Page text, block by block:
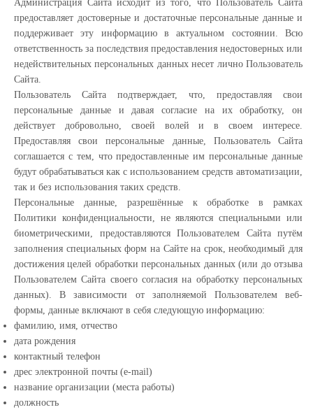
Администрация Сайта исходит из того, что Пользователь Сайта
предоставляет достоверные и достаточные персональные данные и
поддерживает эту информацию в актуальном состоянии. Всю
ответственность за последствия предоставления недостоверных или
недействительных персональных данных несет лично Пользователь
Сайта.
Пользователь Сайта подтверждает, что, предоставляя свои
персональные данные и давая согласие на их обработку, он
действует добровольно, своей волей и в своем интересе.
Предоставляя свои персональные данные, Пользователь Сайта
соглашается с тем, что предоставленные им персональные данные
будут обрабатываться как с использованием средств автоматизации,
так и без использования таких средств.
Персональные данные, разрешённые к обработке в рамках
Политики конфиденциальности, не являются специальными или
биометрическими, предоставляются Пользователем Сайта путём
заполнения специальных форм на Сайте на срок, необходимый для
достижения целей обработки персональных данных (или до отзыва
Пользователем Сайта своего согласия на обработку персональных
данных). В зависимости от заполняемой Пользователем веб-
формы, данные включают в себя следующую информацию:
фамилию, имя, отчество
дата рождения
контактный телефон
дрес электронной почты (e-mail)
название организации (места работы)
должность